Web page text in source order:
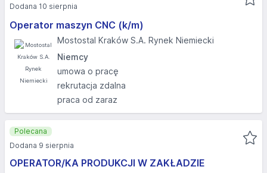
Operator maszyn CNC (k/m)
Mostostal Kraków S.A. Rynek Niemiecki
Niemcy
umowa o pracę
rekrutacja zdalna
praca od zaraz
Dodana 10 sierpnia
OPERATOR/KA PRODUKCJI W ZAKŁADZIE
Polecana
Dodana 9 sierpnia